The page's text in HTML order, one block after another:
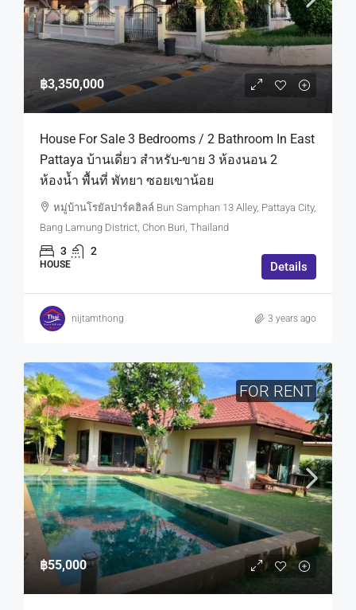
฿3,350,000
House For Sale 3 Bedrooms / 2 Bathroom In East
Pattaya บ้านเดี่ยว สำหรับ-ขาย 3 ห้องนอน 2
ห้องน้ำ พื้นที่ พัทยา ซอยเขาน้อย
หมู่บ้านโรยัลปาร์คฮิลล์ Bun Samphan 13 Alley, Pattaya City,
Bang Lamung District, Chon Buri, Thailand
3 2
HOUSE Details
nijtamthong 3 years ago
FOR RENT
฿55,000